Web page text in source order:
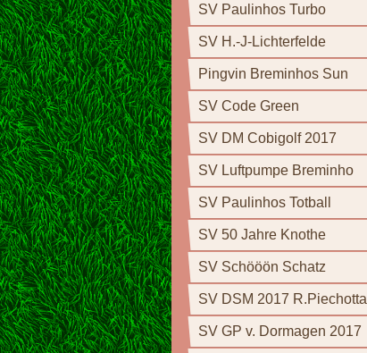
SV Paulinhos Turbo
SV H.-J-Lichterfelde
Pingvin Breminhos Sun
SV Code Green
SV DM Cobigolf 2017
SV Luftpumpe Breminho
SV Paulinhos Totball
SV 50 Jahre Knothe
SV Schööön Schatz
SV DSM 2017 R.Piechotta
SV GP v. Dormagen 2017